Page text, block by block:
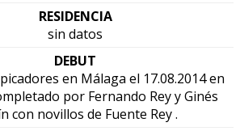
RESIDENCIA
sin datos
DEBUT
en Málaga el 17.08.2014 en
por Fernando Rey y Ginés
con novillos de Fuente Rey .